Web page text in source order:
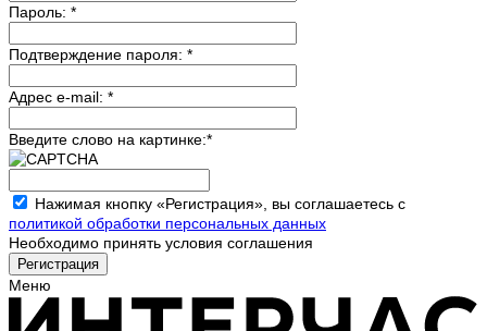
Пароль: *
Подтверждение пароля: *
Адрес e-mail: *
Введите слово на картинке:*
Нажимая кнопку «Регистрация», вы соглашаетесь с
политикой обработки персональных данных
Необходимо принять условия соглашения
Меню